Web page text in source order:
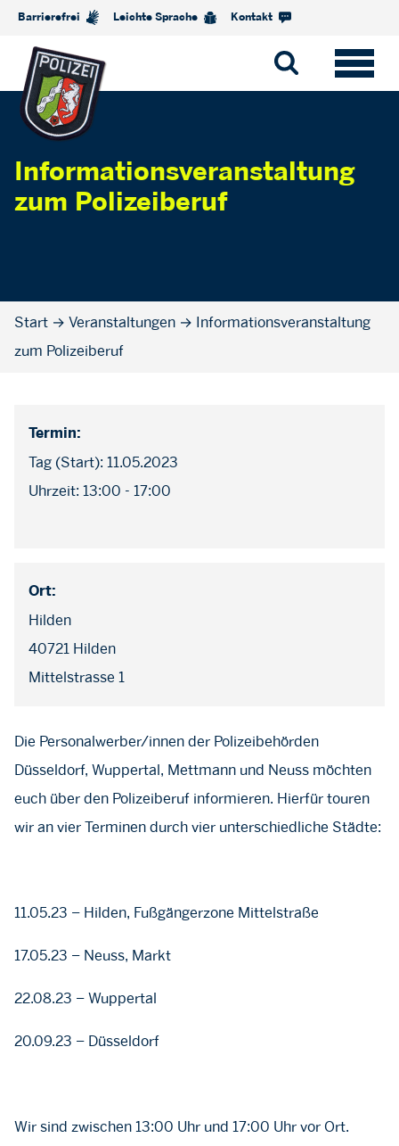
Barrierefrei Leichte Sprache Kontakt
Informationsveranstaltung
zum Polizeiberuf
Start → Veranstaltungen → Informationsveranstaltung
zum Polizeiberuf
Termin:
Tag (Start): 11.05.2023
Uhrzeit: 13:00 - 17:00
Ort:
Hilden
40721 Hilden
Mittelstrasse 1
Die Personalwerber/innen der Polizeibehörden
Düsseldorf, Wuppertal, Mettmann und Neuss möchten
euch über den Polizeiberuf informieren. Hierfür touren
wir an vier Terminen durch vier unterschiedliche Städte:
11.05.23 – Hilden, Fußgängerzone Mittelstraße
17.05.23 – Neuss, Markt
22.08.23 – Wuppertal
20.09.23 – Düsseldorf
Wir sind zwischen 13:00 Uhr und 17:00 Uhr vor Ort.